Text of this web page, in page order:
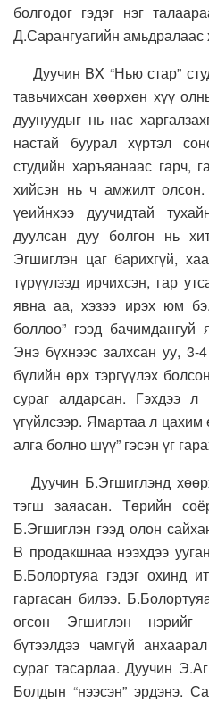
болгодог гэдэг нэг
Д.Сарангуагийн
Дуучин BX “Нью стар”
тавьчихсан хөөрхөн хүү
дуунуудыг нь нас
настай буурал хүртэл
студийн харъяанаас гарч,
хийсэн нь ч амжилт
үеийнхээ дуучидтай
дуулсан дуу болгон нь
Эгшиглэн цаг барихгүй,
түрүүлээд ирчихсэн, гар
явна аа, хэзээ ирэх юм
боллоо” гээд бачимдангуй
Энэ бүхнээс залхсан уу,
бүлийн өрх тэргүүлэх
сураг алдарсан. Гэхдээ
үгүйлсээр. Ямартаа л цахим
алга болно шүү” гэсэн үг
Дуучин Б.Эгшиглэнд
тэгш заяасан. Төрийн
Б.Эгшиглэн гээд олон
B продакшнаа нээхдээ
Б.Болортуяа гэдэг охинд
гаргасан билээ.
өгсөн Эгшиглэн нэрийг
бүтээлдээ чамгүй
сураг тасарлаа. Дуучин
Болдын “нээсэн” эрдэнэ.